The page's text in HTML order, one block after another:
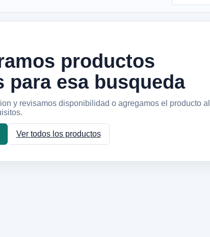
productos
para esa busqueda
y revisamos disponibilidad o agregamos el producto al
Ver todos los productos